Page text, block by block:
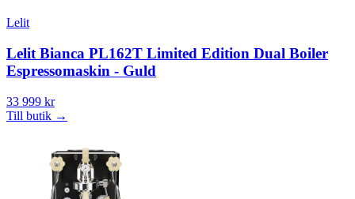
Lelit
Lelit Bianca PL162T Limited Edition Dual Boiler
Espressomaskin - Guld
33 999 kr
Till butik →